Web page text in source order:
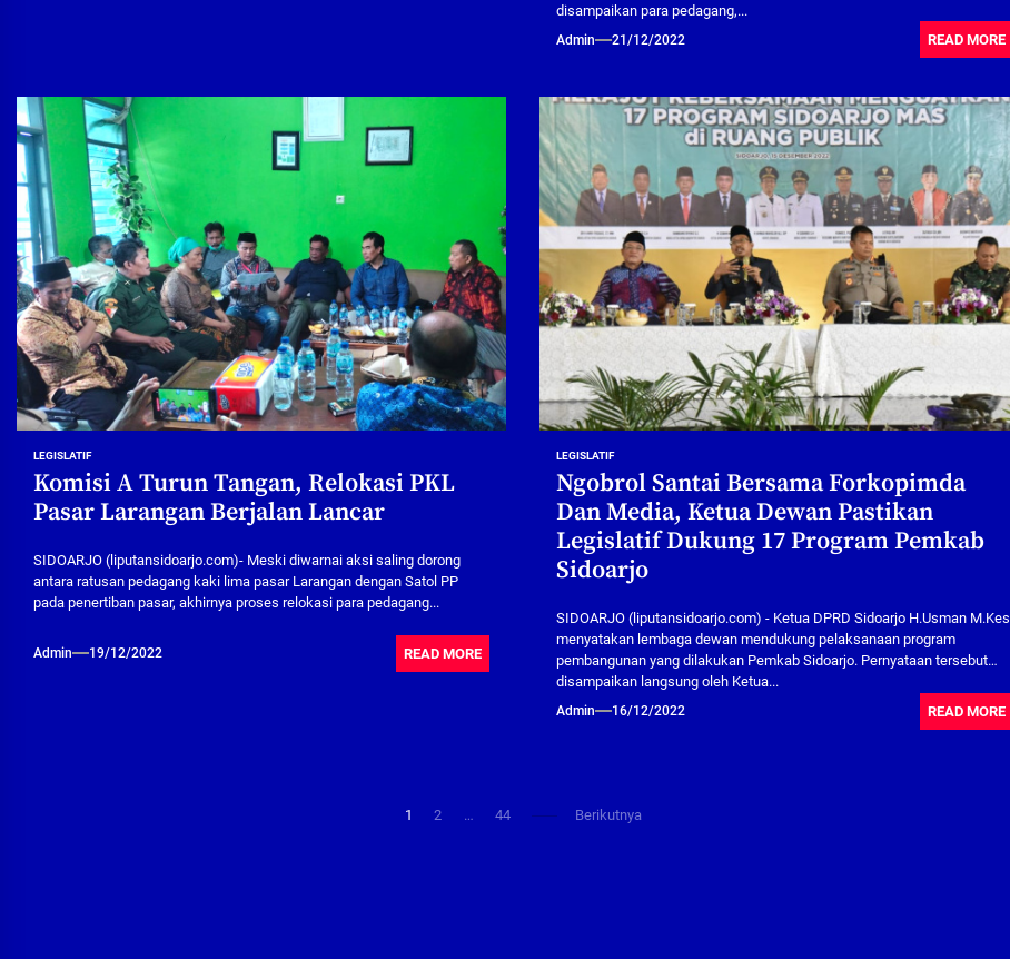
disampaikan para pedagang,...
Admin 21/12/2022 READ MORE
LEGISLATIF
Komisi A Turun Tangan, Relokasi PKL
Pasar Larangan Berjalan Lancar
SIDOARJO (liputansidoarjo.com)- Meski diwarnai aksi saling dorong
antara ratusan pedagang kaki lima pasar Larangan dengan Satol PP
pada penertiban pasar, akhirnya proses relokasi para pedagang...
Admin 19/12/2022 READ MORE
LEGISLATIF
Ngobrol Santai Bersama Forkopimda
Dan Media, Ketua Dewan Pastikan
Legislatif Dukung 17 Program Pemkab
Sidoarjo
SIDOARJO (liputansidoarjo.com) - Ketua DPRD Sidoarjo H.Usman M.Kes
menyatakan lembaga dewan mendukung pelaksanaan program
pembangunan yang dilakukan Pemkab Sidoarjo. Pernyataan tersebut
disampaikan langsung oleh Ketua...
Admin 16/12/2022 READ MORE
1 2 … 44 Berikutnya